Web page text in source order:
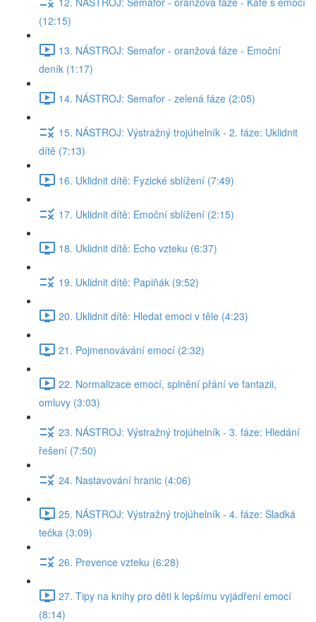
(12:15)
13. NÁSTROJ: Semafor - oranžová fáze - Emoční
deník (1:17)
14. NÁSTROJ: Semafor - zelená fáze (2:05)
15. NÁSTROJ: Výstražný trojúhelník - 2. fáze: Uklidnit
dítě (7:13)
16. Uklidnit dítě: Fyzické sblížení (7:49)
17. Uklidnit dítě: Emoční sblížení (2:15)
18. Uklidnit dítě: Echo vzteku (6:37)
19. Uklidnit dítě: Papiňák (9:52)
20. Uklidnit dítě: Hledat emoci v těle (4:23)
21. Pojmenovávání emocí (2:32)
22. Normalizace emocí, splnění přání ve fantazii,
omluvy (3:03)
23. NÁSTROJ: Výstražný trojúhelník - 3. fáze: Hledání
řešení (7:50)
24. Nastavování hranic (4:06)
25. NÁSTROJ: Výstražný trojúhelník - 4. fáze: Sladká
tečka (3:09)
26. Prevence vzteku (6:28)
27. Tipy na knihy pro děti k lepšímu vyjádření emocí
(8:14)